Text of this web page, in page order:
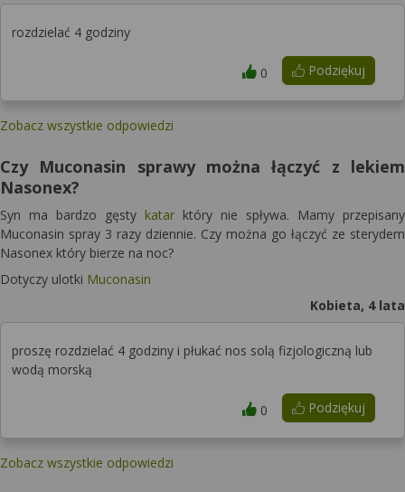
rozdzielać 4 godziny
Podziękuj
0
Zobacz wszystkie odpowiedzi
Czy Muconasin sprawy można łączyć z lekiem
Nasonex?
Syn ma bardzo gęsty katarktóry nie spływa. Mamy przepisany
Muconasin spray 3 razy dziennie. Czy można go łączyć ze sterydem
Nasonex który bierze na noc?
Dotyczy ulotki Muconasin
Kobieta, 4 lata
proszę rozdzielać 4 godziny i płukać nos solą fizjologiczną lub
wodą morską
Podziękuj
0
Zobacz wszystkie odpowiedzi